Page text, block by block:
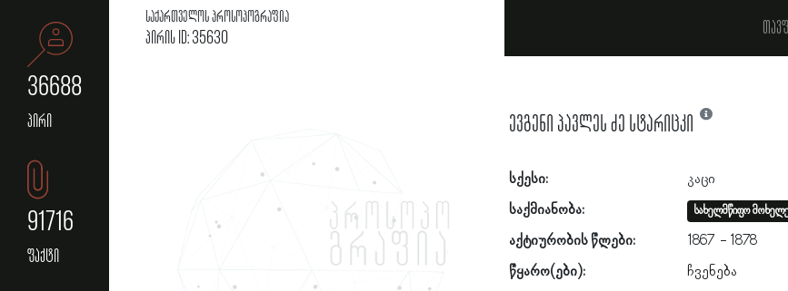
36688
პირი
91716
ფაქტი
საქართველოს პროსოპოგრაფია
პირის ID: 35630
ევგენი პავლეს ძე სტარიცკი
სქესი:
კაცი
საქმიანობა:
სახელმწიფო
აქტიურობის წლები: 1867
1878
წყარო(ები):
ჩვენება